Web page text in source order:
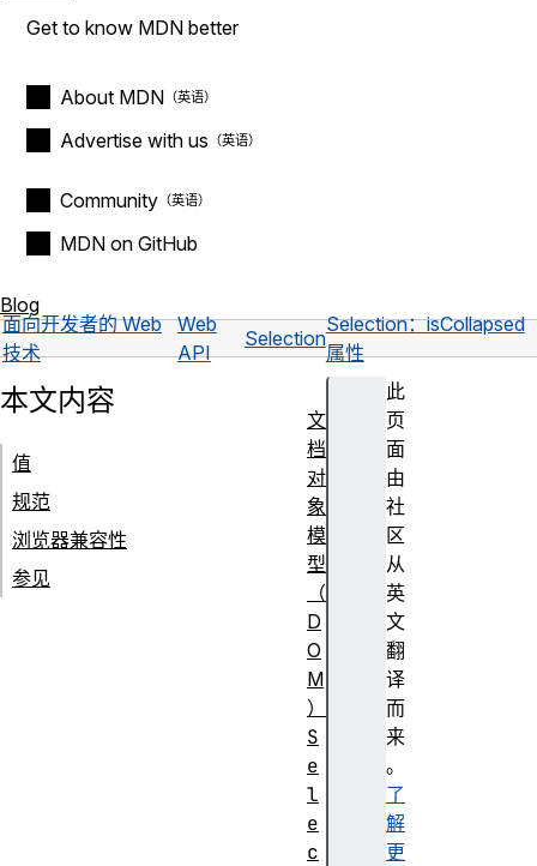
Get to know MDN better
About MDN
Advertise with us
Community
MDN on GitHub
Blog
面向开发者的 Web
技术
Web
API
Selection
Selection：isCollapsed
属性
此
页
面
由
社
区
从
英
文
翻
译
而
来
。
了
解
更
本文内容
值
规范
浏览器兼容性
参见
文
档
对
象
模
型
（
D
O
M
）
S
e
l
e
c